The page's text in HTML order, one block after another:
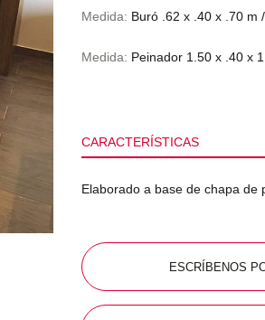
Medida: Buró .62 x .40 x .70 m
Medida: Peinador 1.50 x .40 x
CARACTERÍSTICAS
Elaborado a base de chapa de
ESCRÍBENOS